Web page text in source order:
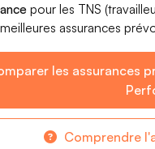
pour les TNS
assurances
les assurances
Comprendre